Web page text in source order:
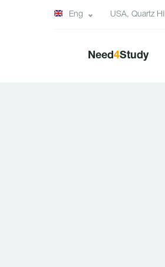
Eng USA, Quartz Hill
Need4Study